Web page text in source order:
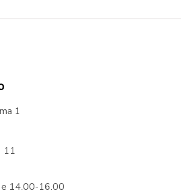
1
11
14.00-16.00